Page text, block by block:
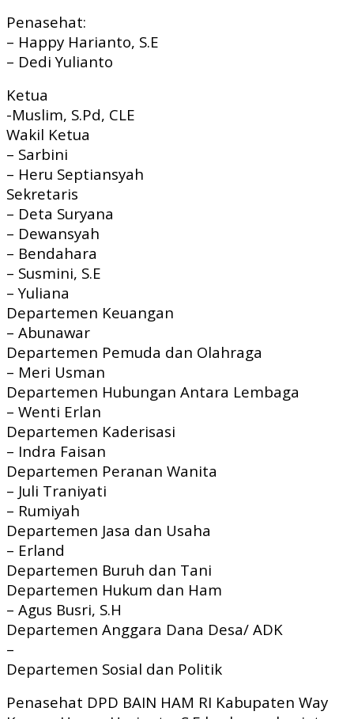
Penasehat:
– Happy Harianto, S.E
– Dedi Yulianto
Ketua
-Muslim, S.Pd, CLE
Wakil Ketua
– Sarbini
– Heru Septiansyah
Sekretaris
– Deta Suryana
– Dewansyah
– Bendahara
– Susmini, S.E
– Yuliana
Departemen Keuangan
– Abunawar
Departemen Pemuda dan Olahraga
– Meri Usman
Departemen Hubungan Antara Lembaga
– Wenti Erlan
Departemen Kaderisasi
– Indra Faisan
Departemen Peranan Wanita
– Juli Traniyati
– Rumiyah
Departemen Jasa dan Usaha
– Erland
Departemen Buruh dan Tani
Departemen Hukum dan Ham
– Agus Busri, S.H
Departemen Anggara Dana Desa/ ADK
–
Departemen Sosial dan Politik
Penasehat DPD BAIN HAM RI Kabupaten Way